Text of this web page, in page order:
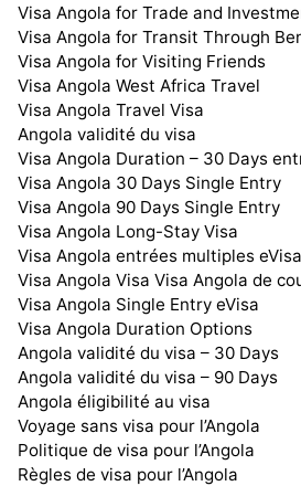
Visa Angola for Trade and
Visa Angola for Transit Through
Visa Angola for Visiting Friends
Visa Angola West Africa Travel
Visa Angola Travel Visa
Angola validité du visa
Visa Angola Duration – 30 Days
Visa Angola 30 Days Single Entry
Visa Angola 90 Days Single Entry
Visa Angola Long-Stay Visa
Visa Angola entrées multiples eVisa
Visa Angola Visa Visa Angola de
Visa Angola Single Entry eVisa
Visa Angola Duration Options
Angola validité du visa – 30 Days
Angola validité du visa – 90 Days
Angola éligibilité au visa
Voyage sans visa pour l’Angola
Politique de visa pour l’Angola
Règles de visa pour l’Angola